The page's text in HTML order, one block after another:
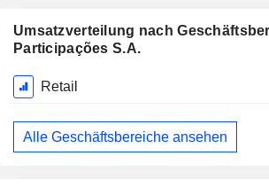
Umsatzverteilung nach
Participações S.A.
Ende d.
Geschäftsjahres:
Dezember
Retail
Alle Geschäftsbereiche ansehen